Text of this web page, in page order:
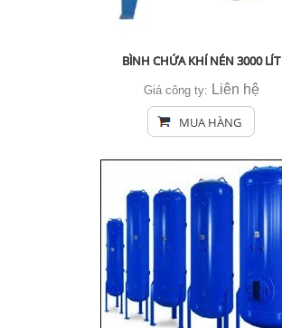
BÌNH CHỨA KHÍ NÉN 3000 LÍT
Giá công ty: Liên hệ
MUA HÀNG